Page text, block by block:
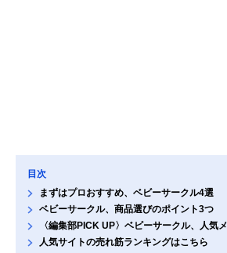
目次
まずはプロおすすめ、ベビーサークル4選
ベビーサークル、商品選びのポイント3つ
〈編集部PICK UP〉ベビーサークル、人気
人気サイトの売れ筋ランキングはこちら